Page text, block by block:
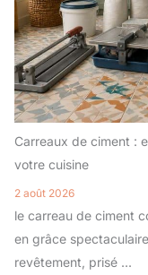
Carreaux de ciment :
votre cuisine
2 août 2026
le carreau de ciment
en grâce
revêtement, prisé ...